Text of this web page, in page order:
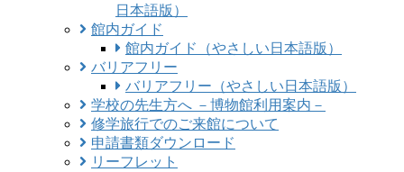
日本語版）
館内ガイド
館内ガイド（やさしい日本語版）
バリアフリー
バリアフリー（やさしい日本語版）
学校の先生方へ －博物館利用案内－
修学旅行でのご来館について
申請書類ダウンロード
リーフレット